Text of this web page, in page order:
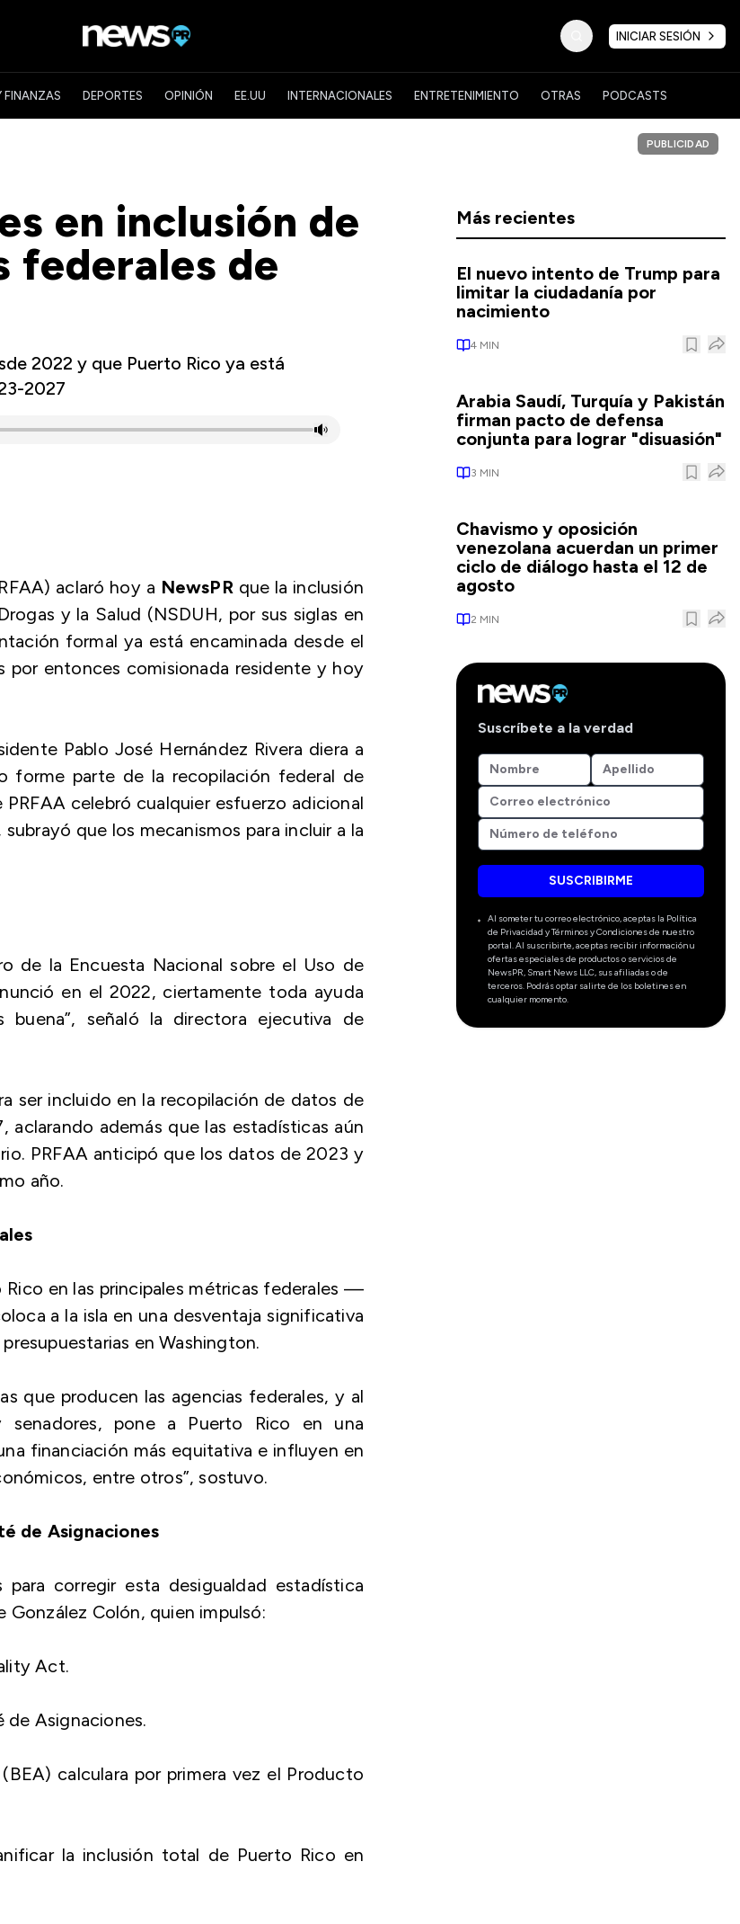
INICIAR SESIÓN
FINANZAS DEPORTES OPINIÓN EE.UU INTERNACIONALES ENTRETENIMIENTO OTRAS PODCASTS
en inclusión de
federales de
2022 y que Puerto Rico ya está
2027
aclaró hoy a NewsPRque la inclusión
y la Salud (NSDUH, por sus siglas en
formal ya está encaminada desde el
por entonces comisionada residente y hoy
Pablo José Hernández Rivera diera a
forme parte de la recopilación federal de
celebró cualquier esfuerzo adicional
que los mecanismos para incluir a la
de la Encuesta Nacional sobre el Uso de
en el 2022, ciertamente toda ayuda
buena”, señaló la directora ejecutiva de
ser incluido en la recopilación de datos de
además que las estadísticas aún
PRFAA anticipó que los datos de 2023 y
año.
en las principales métricas federales —
a la isla en una desventaja significativa
en Washington.
que producen las agencias federales, y al
pone a Puerto Rico en una
financiación más equitativa e influyen en
entre otros”, sostuvo.
de Asignaciones
corregir esta desigualdad estadística
Colón, quien impulsó:
Act.
de Asignaciones.
calculara por primera vez el Producto
la inclusión total de Puerto Rico en
PUBLICIDAD
Más recientes
El nuevo intento de Trump para
limitar la ciudadanía por
nacimiento
4 MIN
Arabia Saudí, Turquía y Pakistán
firman pacto de defensa
conjunta para lograr "disuasión"
3 MIN
Chavismo y oposición
venezolana acuerdan un primer
ciclo de diálogo hasta el 12 de
agosto
2 MIN
Suscríbete a la verdad
SUSCRIBIRME
Al someter tu correo electrónico, aceptas la Política
de Privacidad y Términos y Condiciones de nuestro
portal. Al suscribirte, aceptas recibir información u
ofertas especiales de productos o servicios de
NewsPR, Smart News LLC, sus afiliadas o de
terceros. Podrás optar salirte de los boletines en
cualquier momento.